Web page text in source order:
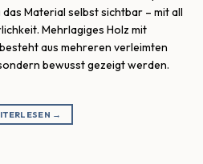
Material selbst sichtbar – mit all
Mehrlagiges Holz mit
aus mehreren verleimten
bewusst gezeigt werden.
→